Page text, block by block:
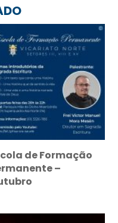
de Formação
–